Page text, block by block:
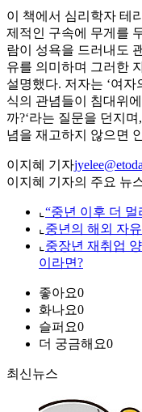
이 책에서 심리학자 테
제적인 구속에 무게를
람이 성욕을 드러내도
유를 의미하며 그러한
설명했다. 저자는 ‘여
식의 관념들이 침대위
까?‘라는 질문을 던지
념을 재고하지 않으면
이지혜 기자
이지혜 기자의 주요 뉴
⌞ “중년 이후 더
⌞ 중년의 해외 자
⌞ 중장년 재취업
이라면?
좋아요0
화나요0
슬퍼요0
더 궁금해요0
최신뉴스